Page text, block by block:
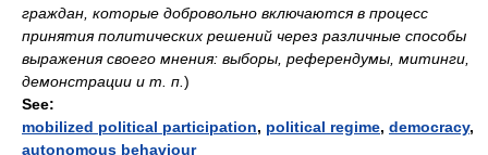
граждан, которые добровольно включаются в процесс
принятия политических решений через различные способы
выражения своего мнения: выборы, референдумы, митинги,
демонстрации и т. п. )
See:
mobilized political participation, political regime, democracy,
autonomous behaviour